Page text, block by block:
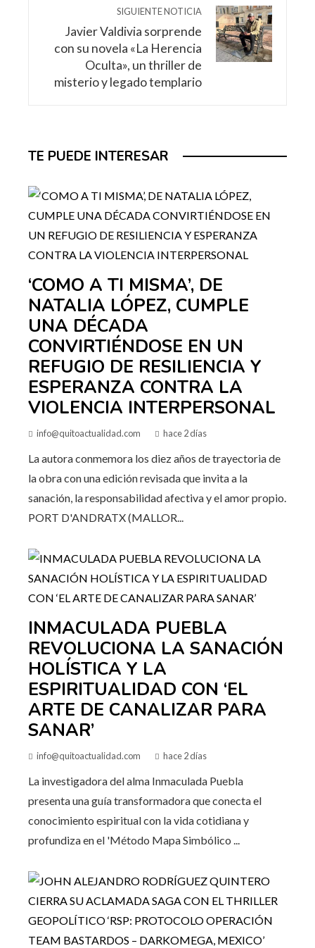
SIGUIENTE NOTICIA
Javier Valdivia sorprende
con su novela «La Herencia
Oculta», un thriller de
misterio y legado templario
TE PUEDE INTERESAR
‘COMO A TI MISMA’, DE
NATALIA LÓPEZ, CUMPLE
UNA DÉCADA
CONVIRTIÉNDOSE EN UN
REFUGIO DE RESILIENCIA Y
ESPERANZA CONTRA LA
VIOLENCIA INTERPERSONAL
info@quitoactualidad.com hace 2 días
La autora conmemora los diez años de trayectoria de
la obra con una edición revisada que invita a la
sanación, la responsabilidad afectiva y el amor propio.
PORT D'ANDRATX (MALLOR...
INMACULADA PUEBLA
REVOLUCIONA LA SANACIÓN
HOLÍSTICA Y LA
ESPIRITUALIDAD CON ‘EL
ARTE DE CANALIZAR PARA
SANAR’
info@quitoactualidad.com hace 2 días
La investigadora del alma Inmaculada Puebla
presenta una guía transformadora que conecta el
conocimiento espiritual con la vida cotidiana y
profundiza en el 'Método Mapa Simbólico ...